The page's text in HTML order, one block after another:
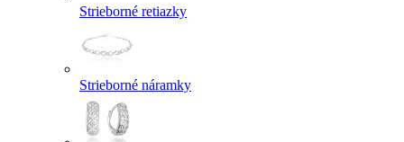
Strieborné retiazky
Strieborné náramky